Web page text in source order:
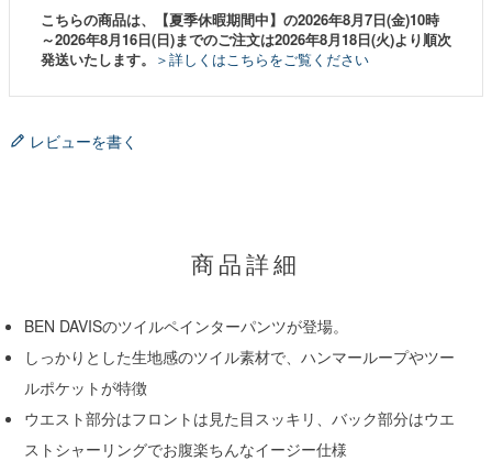
こちらの商品は、【夏季休暇期間中】の2026年8月7日(金)10時
～2026年8月16日(日)までのご注文は2026年8月18日(火)より順次
発送いたします。 ＞詳しくはこちらをご覧ください
レビューを書く
商品詳細
BEN DAVISのツイルペインターパンツが登場。
しっかりとした生地感のツイル素材で、ハンマーループやツー
ルポケットが特徴
ウエスト部分はフロントは見た目スッキリ、バック部分はウエ
ストシャーリングでお腹楽ちんなイージー仕様